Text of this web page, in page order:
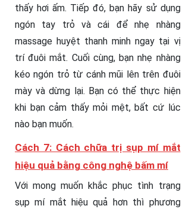
thấy hơi ấm. Tiếp đó, bạn hãy sử dụng
ngón tay trỏ và cái để nhẹ nhàng
massage huyệt thanh minh ngay tại vị
trí đuôi mắt. Cuối cùng, bạn nhẹ nhàng
kéo ngón trỏ từ cánh mũi lên trên đuôi
mày và dừng lại. Bạn có thể thực hiện
khi bạn cảm thấy mỏi mệt, bất cứ lúc
nào bạn muốn.
Cách 7: Cách chữa trị sụp mí mắt
hiệu quả bằng công nghệ bấm mí
Với mong muốn khắc phục tình trạng
sụp mí mắt hiệu quả hơn thì phương